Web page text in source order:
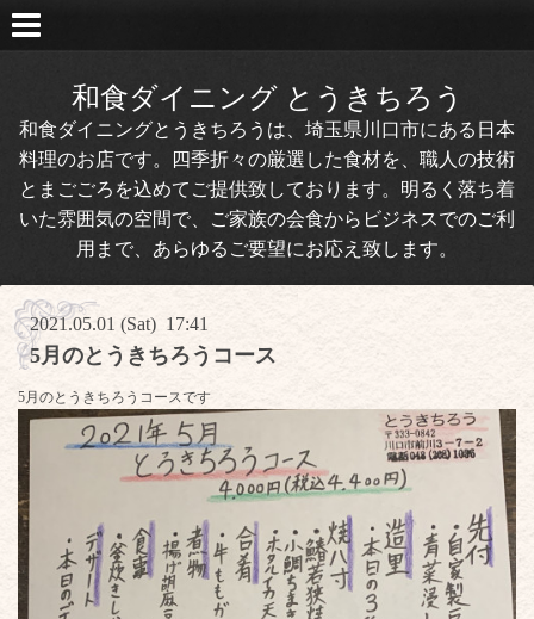
和食ダイニング とうきちろう
和食ダイニングとうきちろうは、埼玉県川口市にある日本
料理のお店です。四季折々の厳選した食材を、職人の技術
とまごごろを込めてご提供致しております。明るく落ち着
いた雰囲気の空間で、ご家族の会食からビジネスでのご利
用まで、あらゆるご要望にお応え致します。
2021.05.01 (Sat) 17:41
5月のとうきちろうコース
5月のとうきちろうコースです